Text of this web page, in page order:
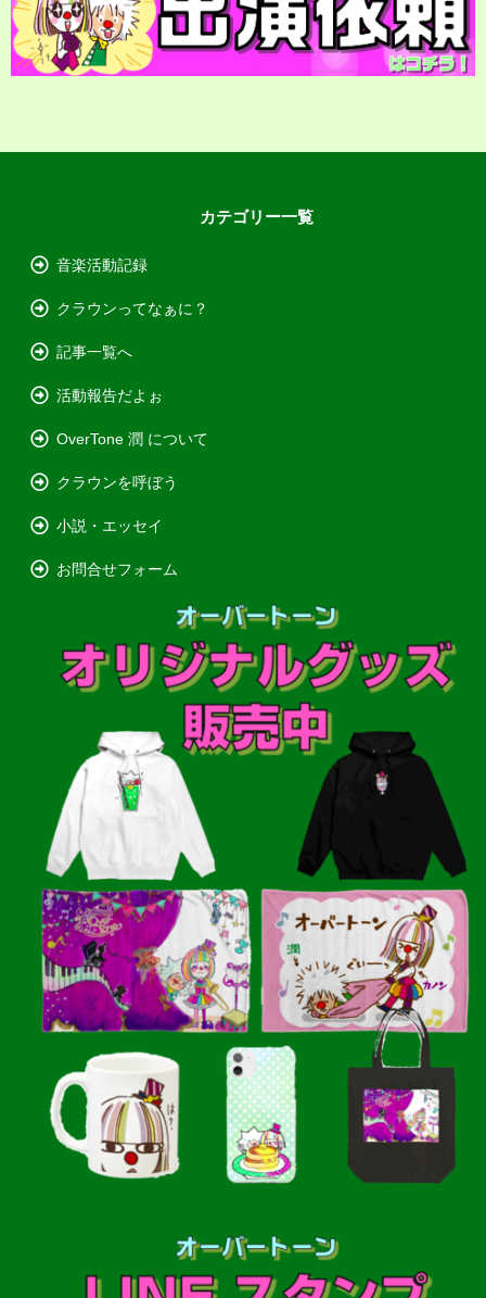
カテゴリー一覧
音楽活動記録
クラウンってなぁに？
記事一覧へ
活動報告だよぉ
OverTone 潤 について
クラウンを呼ぼう
小説・エッセイ
お問合せフォーム